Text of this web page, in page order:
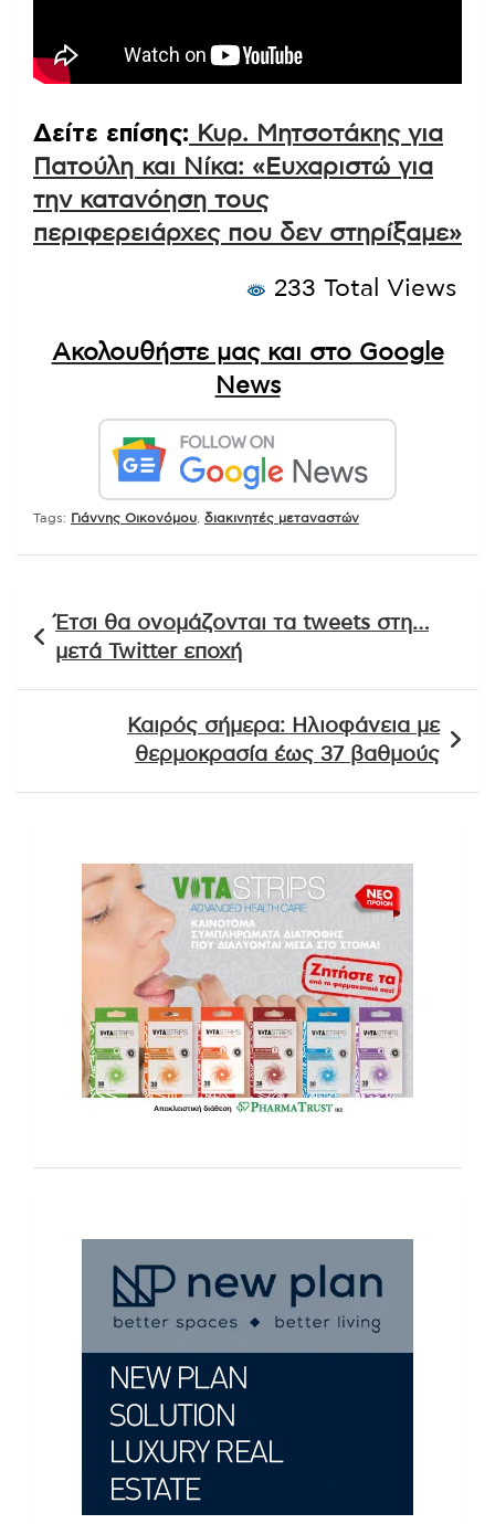
Δείτε επίσης: Κυρ. Μητσοτάκης για
Πατούλη και Νίκα: «Ευχαριστώ για
την κατανόηση τους
περιφερειάρχες που δεν στηρίξαμε»
233 Total Views
Ακολουθήστε μας και στο Google
News
Tags: Γιάννης Οικονόμου διακινητές μεταναστών
άρθρων
Έτσι θα ονομάζονται τα tweets στη…
μετά Twitter εποχή
Καιρός σήμερα: Ηλιοφάνεια με
θερμοκρασία έως 37 βαθμούς